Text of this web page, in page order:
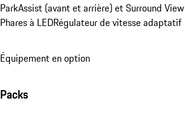
ParkAssist (avant et arrière) et Surround View
Phares à LEDRégulateur de vitesse adaptatif
Équipement en option
Packs